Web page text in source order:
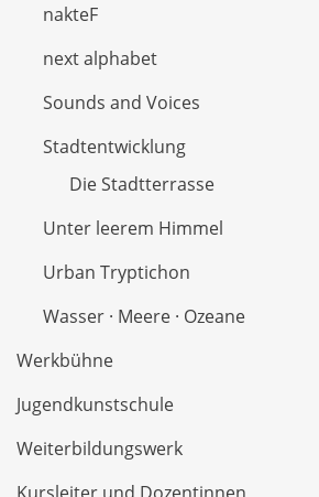
nakteF
next alphabet
Sounds and Voices
Stadtentwicklung
Die Stadtterrasse
Unter leerem Himmel
Urban Tryptichon
Wasser · Meere · Ozeane
Werkbühne
Jugendkunstschule
Weiterbildungswerk
Kursleiter und Dozentinnen